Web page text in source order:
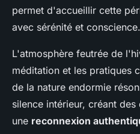
permet d'accueillir cette
avec sérénité et conscience.
L'atmosphère feutrée de
méditation et les pratiques
de la nature endormie
silence intérieur, créant
une reconnexion